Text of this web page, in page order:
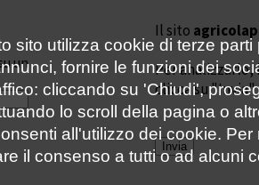
un
Il sito
Per
clicca su "Invia"
sito utilizza cookie di terze
fornire le funzioni dei
cliccando su 'Chiudi',
lo scroll della pagina o
all'utilizzo dei cookie.
il consenso a tutti o ad alcuni